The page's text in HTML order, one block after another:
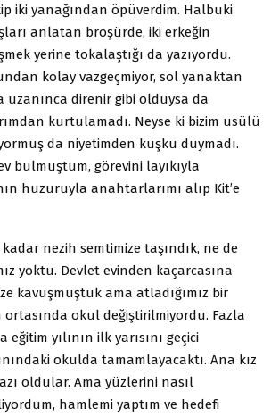
iki yanağından öpüverdim. Halbuki
anlatan broşürde, iki erkeğin
yerine tokalaştığı da yazıyordu.
kolay vazgeçmiyor, sol yanaktan
uzanınca direnir gibi olduysa da
kurtulamadı. Neyse ki bizim usülü
da niyetimden kuşku duymadı.
bulmuştum, görevini layıkıyla
huzuruyla anahtarlarımı alıp Kit’e
nezih semtimize taşındık, ne de
yoktu. Devlet evinden kaçarcasına
kavuşmuştuk ama atladığımız bir
ortasında okul değiştirilmiyordu. Fazla
yılının ilk yarısını geçici
okulda tamamlayacaktı. Ana kız
oldular. Ama yüzlerini nasıl
hamlemi yaptım ve hedefi